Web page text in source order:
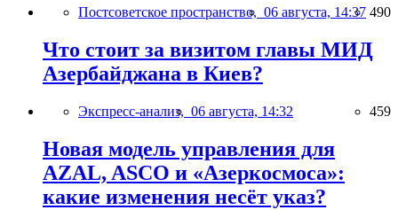
Постсоветское пространство, 06 августа, 14:37 490
Что стоит за визитом главы МИД
Азербайджана в Киев?
Экспресс-анализ, 06 августа, 14:32 459
Новая модель управления для
AZAL, ASCO и «Азеркосмоса»:
какие изменения несёт указ?